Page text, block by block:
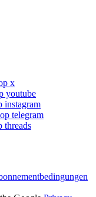
x
youtube
instagram
telegram
threads